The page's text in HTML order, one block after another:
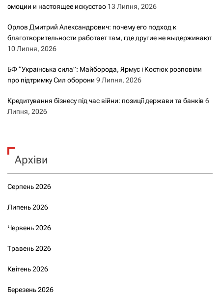
эмоции и настоящее искусство 13 Липня, 2026
Орлов Дмитрий Александрович: почему его подход к
благотворительности работает там, где другие не выдерживают
10 Липня, 2026
БФ “Українська сила”: Майборода, Ярмус і Костюк розповіли
про підтримку Сил оборони 9 Липня, 2026
Кредитування бізнесу під час війни: позиції держави та банків 6
Липня, 2026
Архіви
Серпень 2026
Липень 2026
Червень 2026
Травень 2026
Квітень 2026
Березень 2026